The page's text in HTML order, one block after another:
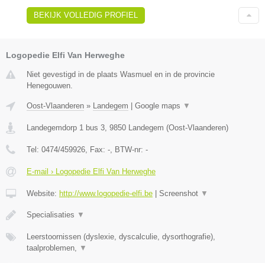
BEKIJK VOLLEDIG PROFIEL
Logopedie Elfi Van Herweghe
Niet gevestigd in de plaats Wasmuel en in de provincie
Henegouwen.
Oost-Vlaanderen » Landegem Google maps ▼
Landegemdorp 1 bus 3, 9850 Landegem (Oost-Vlaanderen)
Tel: 0474/459926, Fax: -, BTW-nr: -
E-mail › Logopedie Elfi Van Herweghe
Website: http://www.logopedie-elfi.be Screenshot ▼
​Specialisaties ▼
Leerstoornissen (dyslexie, dyscalculie, dysorthografie),
taalproblemen, ▼